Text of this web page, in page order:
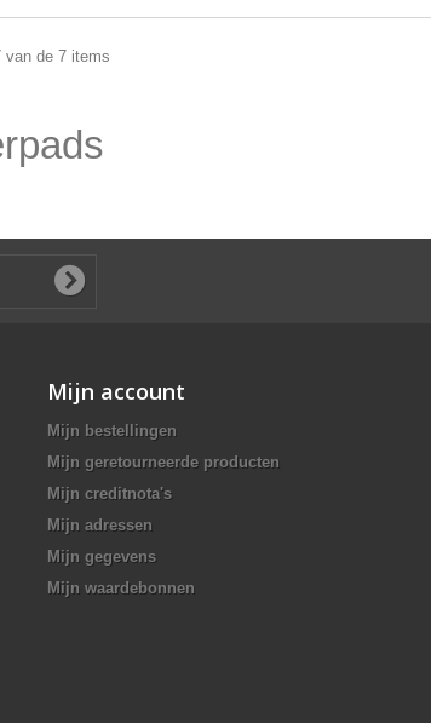
van de 7 items
Mijn account
Mijn bestellingen
Mijn geretourneerde producten
Mijn creditnota's
Mijn adressen
Mijn gegevens
Mijn waardebonnen